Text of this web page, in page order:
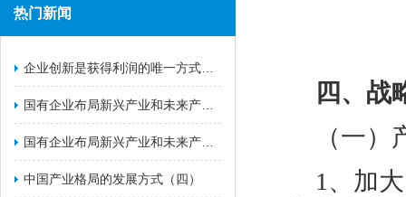
热门新闻
​中国产业格局的发展方式（四）
四、战
（一
1、加